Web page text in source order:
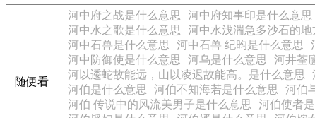
随便看
河中府之战是什么意思 河中府知事印是什么意思
河中水之歌是什么意思
河中水浅湍急多沙石的地
河中石兽是什么意思
河中石兽 纪昀是什么意思
河中防御使是什么意思
河乌是什么意思 河井荃
河以逶蛇故能远，山以凌迟故能高。是什么意思
河伯是什么意思
河伯不知海若是什么意思 河伯
河伯 传说中的风流美男子是什么意思
河伯使者